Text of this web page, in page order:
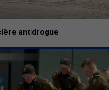
antidrogue